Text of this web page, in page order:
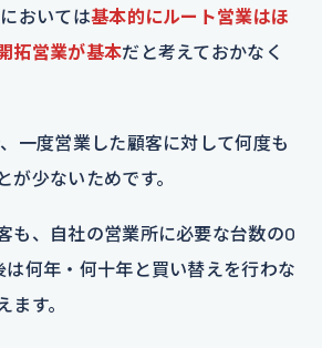
おいては基本的にルート営業はほ
拓営業が基本だと考えておかなく
一度営業した顧客に対して何度も
が少ないためです。
も、自社の営業所に必要な台数のO
は何年・何十年と買い替えを行わな
ます。